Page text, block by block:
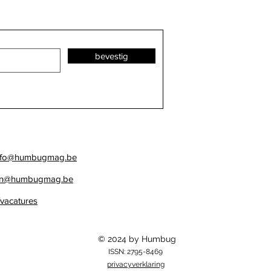
Dean Tavoularis, de man
die mensenlijken als props
bevestig
@humbugmag.be
© 2024 by Humbug
ISSN: 2795-8469
privacyverklaring